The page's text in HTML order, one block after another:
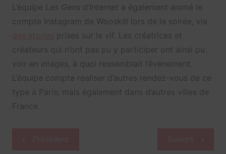
L’équipe Les Gens d’Internet a également animé le
compte Instagram de Wooskill lors de la soirée, via
prises sur le vif. Les créatrices et
créateurs qui n’ont pas pu y participer ont ainsi pu
voir en images, à quoi ressemblait l’événement.
L’équipe compte réaliser d’autres rendez-vous de ce
type à Paris, mais également dans d’autres villes de
France.